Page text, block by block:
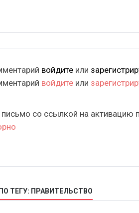
войдите или
войдите или
со ссылкой на активацию
ТЕГУ: ПРАВИТЕЛЬСТВО